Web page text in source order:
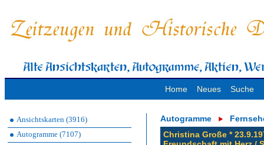
Home Neues Suche
Ansichtskarten (3916)
Autogramme (7107)
Autogramme
Christina Große *